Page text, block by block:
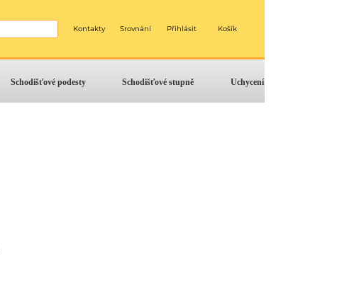
Kontakty Srovnání Přihlásit Košík
Schodišťové podesty Schodišťové stupně Uchycení